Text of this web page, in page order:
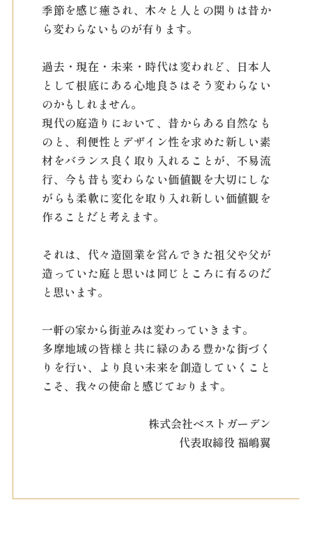
季節を感じ癒され、木々と人との関りは昔か
ら変わらないものが有ります。
過去・現在・未来・時代は変われど、日本人
として根底にある心地良さはそう変わらない
のかもしれません。
現代の庭造りにおいて、昔からある自然なも
のと、利便性とデザイン性を求めた新しい素
材をバランス良く取り入れることが、不易流
行、今も昔も変わらない価値観を大切にしな
がらも柔軟に変化を取り入れ新しい価値観を
作ることだと考えます。
それは、代々造園業を営んできた祖父や父が
造っていた庭と思いは同じところに有るのだ
と思います。
一軒の家から街並みは変わっていきます。
多摩地域の皆様と共に緑のある豊かな街づく
りを行い、より良い未来を創造していくこと
こそ、我々の使命と感じております。
株式会社ベストガーデン
代表取締役 福嶋翼